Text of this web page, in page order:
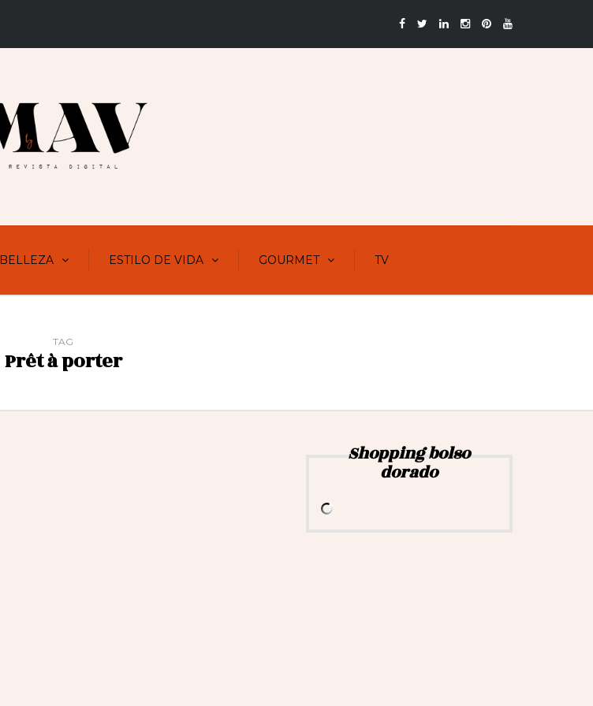
BELLEZA ESTILO DE VIDA GOURMET TV
TAG
Prêt à porter
Shopping bolso
dorado